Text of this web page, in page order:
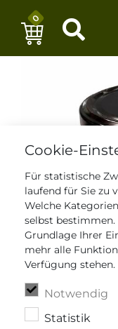
Cookie-
Für statistische
laufend für Sie zu
Welche
selbst bestimmen.
Grundlage Ihrer
mehr alle
Verfügung stehen.
Notwendig
Statistik
0